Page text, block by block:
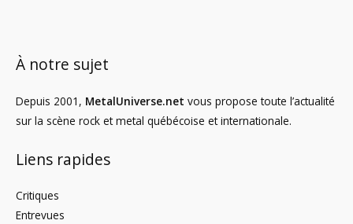
À notre sujet
Depuis 2001, MetalUniverse.net vous propose toute l’actualité
sur la scène rock et metal québécoise et internationale.
Liens rapides
Critiques
Entrevues